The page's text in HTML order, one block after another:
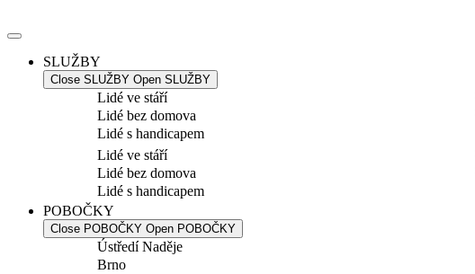
k
SLUŽBY
Close SLUŽBY Open SLUŽBY
Lidé ve stáří
Lidé bez domova
Lidé s handicapem
Lidé ve stáří
Lidé bez domova
Lidé s handicapem
POBOČKY
Close POBOČKY Open POBOČKY
Ústředí Naděje
Brno